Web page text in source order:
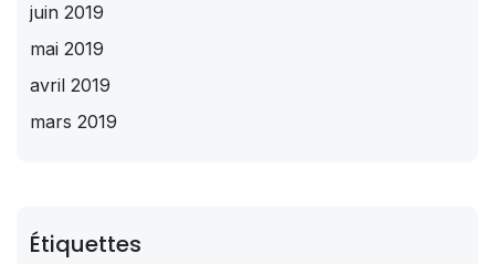
juin 2019
mai 2019
avril 2019
mars 2019
Étiquettes